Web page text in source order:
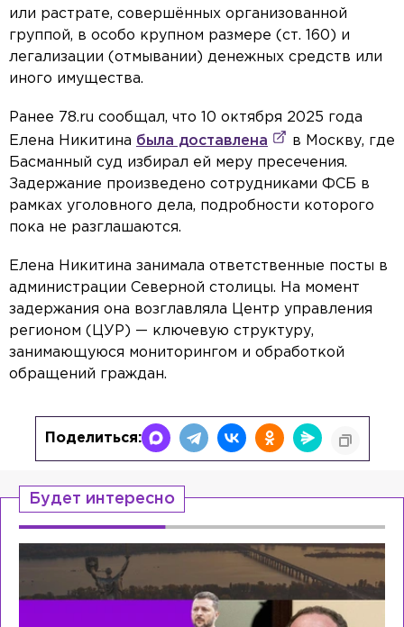
или растрате, совершённых организованной
группой, в особо крупном размере (ст. 160) и
легализации (отмывании) денежных средств или
иного имущества.
Ранее 78.ru сообщал, что 10 октября 2025 года
Елена Никитина была доставлена
в Москву, где
Басманный суд избирал ей меру пресечения.
Задержание произведено сотрудниками ФСБ в
рамках уголовного дела, подробности которого
пока не разглашаются.
Елена Никитина занимала ответственные посты в
администрации Северной столицы. На момент
задержания она возглавляла Центр управления
регионом (ЦУР) — ключевую структуру,
занимающуюся мониторингом и обработкой
обращений граждан.
Поделиться:
Будет интересно